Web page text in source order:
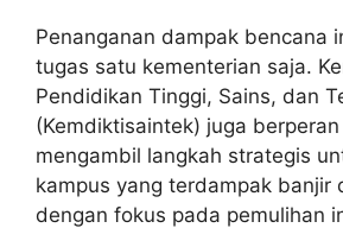
Penanganan dampak bencana
tugas satu kementerian saja.
Pendidikan Tinggi, Sains, dan
(Kemdiktisaintek) juga
mengambil langkah strategis
kampus yang terdampak banjir
dengan fokus pada pemulihan